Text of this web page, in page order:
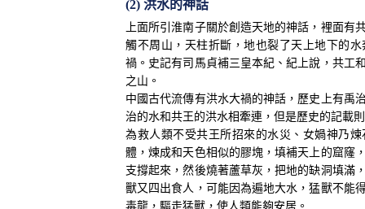
(2) 洪水的神話
上面所引淮南子關於創造天地的神話，裡面有
觸不周山，天柱折斷，地也裂了天上地下的
禍。史記有司馬貞補三皇本紀、紀上說，共工
之山。
中國古代流傳有洪水大禍的神話，歷史上有禹
治的水和共王的洪水相牽連，但是歷史的記載
為救人類不受共王所招來的水災、女媧神乃
體，煉成和天色相似的膠塊，填補天上的窟窿
支撐起來，然後燒著蘆草灰，把地的缺洞填滿
獸又四出食人，可能因為遍地大水，猛獸不能
毒龍，驅走猛獸，使人類能夠安居。